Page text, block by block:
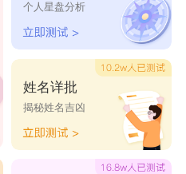
或是暗示。但由于双鱼座
感情时没有自己的主见，
。这就是导致双鱼座的感
明出处
个人星盘分析
姓名详批
揭秘姓名吉凶